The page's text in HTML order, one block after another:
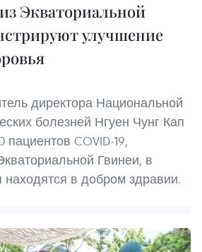
Экваториальной
улучшение
директора Национальной
болезней Нгуен Чунг Кап
пациентов COVID-19,
Гвинеи, в
в добром здравии.